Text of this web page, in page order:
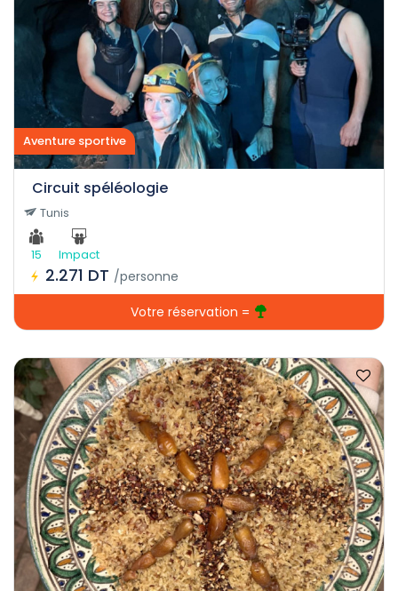
Aventure sportive
Circuit spéléologie
Tunis
15 Impact
2.271 DT /personne
Votre réservation =